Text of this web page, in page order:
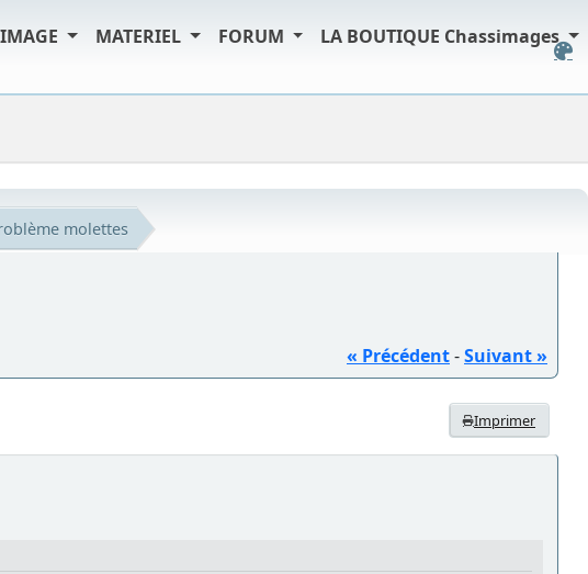
IMAGE MATERIEL FORUM LA BOUTIQUE Chassimages
molettes
« Précédent-Suivant »
Imprimer